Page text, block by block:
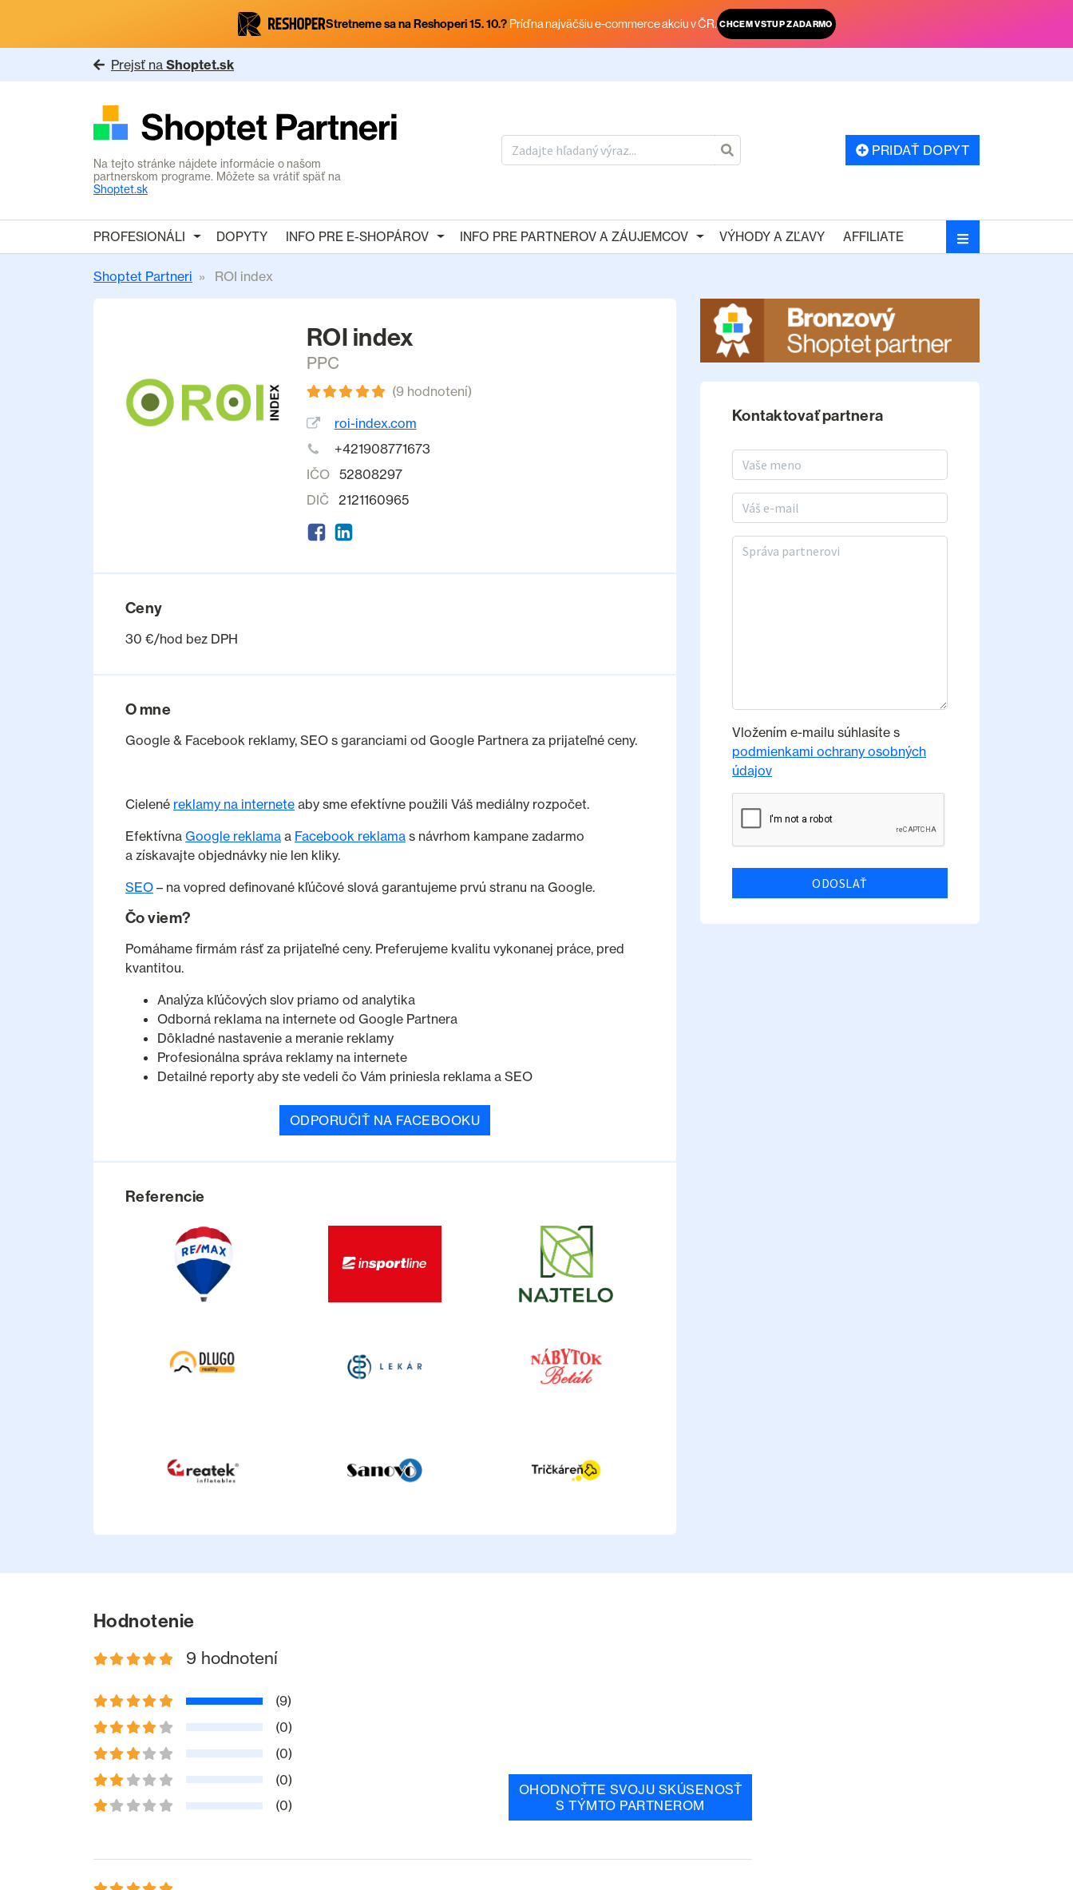
Stretneme sa na Reshoperi 15. 10.? Príď na najväčšiu e-commerce akciu v ČR. CHCEM VSTUP ZADARMO
Prejsť na Shoptet.sk
Na tejto stránke nájdete informácie o našom
partnerskom programe. Môžete sa vrátiť späť na
Shoptet.sk
PRIDAŤ DOPYT
PROFESIONÁLI DOPYTY INFO PRE E-SHOPÁROV INFO PRE PARTNEROV A ZÁUJEMCOV VÝHODY A ZĽAVY AFFILIATE
Shoptet Partneri ROI index
ROI index
PPC
(9 hodnotení)
roi-index.com
+421908771673
IČO
52808297
DIČ
2121160965
Ceny
30 €/hod bez DPH
O mne
Google & Facebook reklamy, SEO s garanciami od Google Partnera za prijateľné ceny.
Cielené reklamy na internete aby sme efektívne použili Váš mediálny rozpočet.
Efektívna Google reklama a Facebook reklama s návrhom kampane zadarmo
a získavajte objednávky nie len kliky.
SEO – na vopred definované kľúčové slová garantujeme prvú stranu na Google.
Čo viem?
Pomáhame firmám rásť za prijateľné ceny. Preferujeme kvalitu vykonanej práce, pred
kvantitou.
Analýza kľúčových slov priamo od analytika
Odborná reklama na internete od Google Partnera
Dôkladné nastavenie a meranie reklamy
Profesionálna správa reklamy na internete
Detailné reporty aby ste vedeli čo Vám priniesla reklama a SEO
ODPORUČIŤ NA FACEBOOKU
Referencie
Kontaktovať partnera
Meno a priezvisko
E-mail
Správa partnerovi
Vložením e-mailu súhlasíte s
podmienkami ochrany osobných
údajov
ODOSLAŤ
Hodnotenie
9 hodnotení
(9)
(0)
(0)
(0)
(0)
OHODNOŤTE SVOJU SKÚSENOSŤ
S TÝMTO PARTNEROM